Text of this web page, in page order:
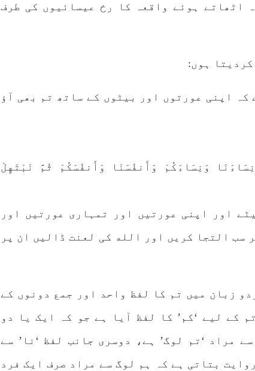
ہوئے واقعہ کا رخ عیسائیوں کی طرف
کہ اپنی عورتوں اور بیٹوں کے ساتھ تم بھی آؤ
وَنِسَاءَكُمْ وَأَنفُسَنَا وَأَنفُسَكُمْ ثُمَّ نَبْتَهِلْ
اور اپنی عورتیں اور تمہاری عورتیں اور
سب التجا کریں اور الله کی لعنت ڈالیں ان پر
زبان میں تم کا لفظ واحد اور جمع دونوں کے
کے لیے ‘کم’ کا لفظ آیا ہے جو کہ ایک یا دو
مراد ‘تم لوگ’ ہے، دوسری جانب لفظ ‘نا’ سے
بتاتی ہے کہ ہم لوگ سے مراد صرف ایک فرد